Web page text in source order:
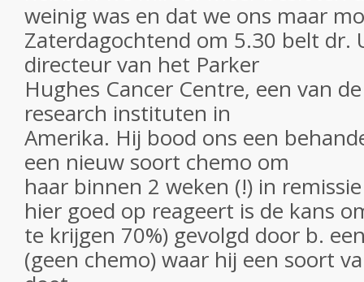
weinig was en dat we ons maar
Zaterdagochtend om 5.30 belt dr.
directeur van het Parker
Hughes Cancer Centre, een van
research instituten in
Amerika. Hij bood ons een
een nieuw soort chemo om
haar binnen 2 weken (!) in
hier goed op reageert is de kans
te krijgen 70%) gevolgd door b.
(geen chemo) waar hij een soort